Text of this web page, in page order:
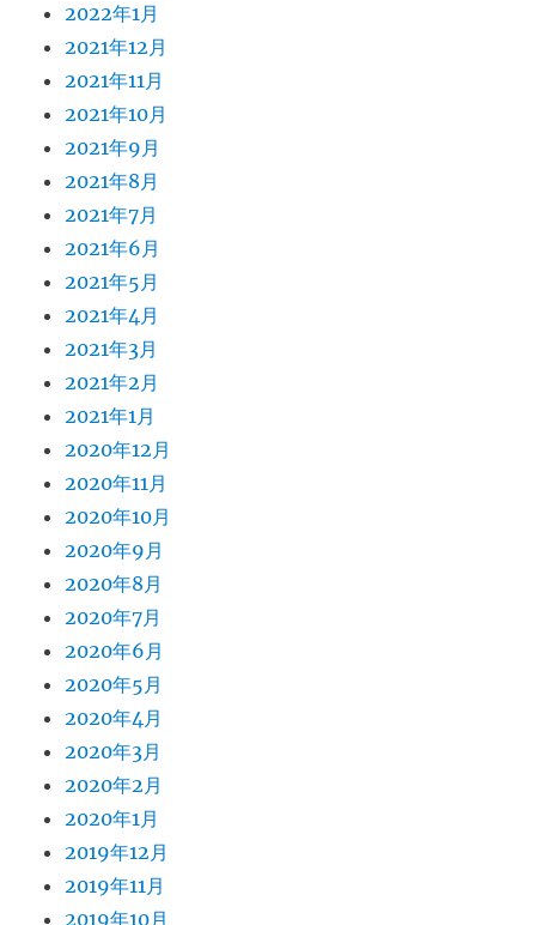
2022年1月
2021年12月
2021年11月
2021年10月
2021年9月
2021年8月
2021年7月
2021年6月
2021年5月
2021年4月
2021年3月
2021年2月
2021年1月
2020年12月
2020年11月
2020年10月
2020年9月
2020年8月
2020年7月
2020年6月
2020年5月
2020年4月
2020年3月
2020年2月
2020年1月
2019年12月
2019年11月
2019年10月